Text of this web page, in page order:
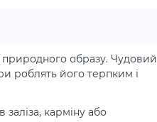
образу. Чудовий
роблять його терпким і
заліза, карміну або